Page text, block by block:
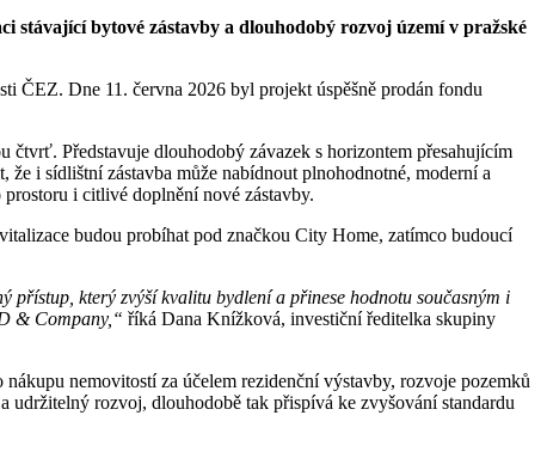
bytové zástavby a dlouhodobý rozvoj území v pražské
ČEZ. Dne 11. června 2026 byl projekt úspěšně prodán fondu
Představuje dlouhodobý závazek s horizontem přesahujícím
i sídlištní zástavba může nabídnout plnohodnotné, moderní a
i citlivé doplnění nové zástavby.
budou probíhat pod značkou City Home, zatímco budoucí
přístup, který zvýší kvalitu bydlení a přinese hodnotu současným i
& Company,“ říká Dana Knížková, investiční ředitelka skupiny
nemovitostí za účelem rezidenční výstavby, rozvoje pozemků
rozvoj, dlouhodobě tak přispívá ke zvyšování standardu